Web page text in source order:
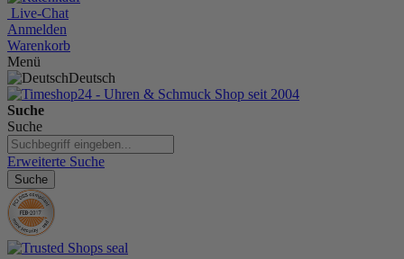
Live-Chat
Anmelden
Warenkorb
Menü
Deutsch
Suche
Suche
Erweiterte Suche
Suche